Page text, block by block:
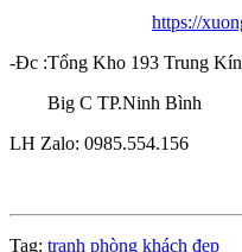
https://
-Đc :Tổng Kho 193 Trung
Big C TP.Ninh Bình
LH Zalo: 0985.554.156
Tag: tranh phòng khách đẹp